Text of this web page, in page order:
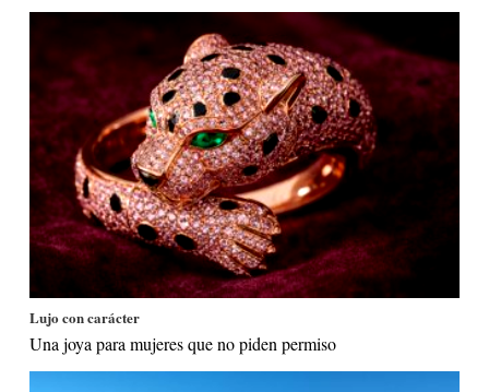
Lujo con carácter
Una joya para mujeres que no piden permiso